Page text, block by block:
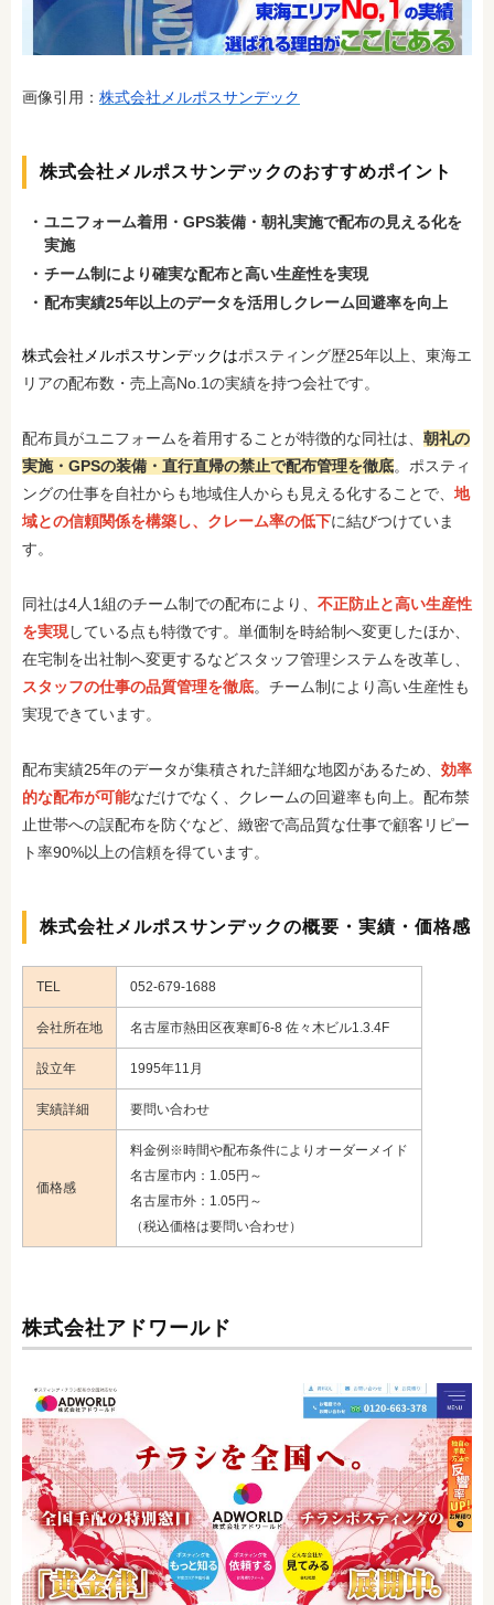
画像引用： 株式会社メルポスサンデック
株式会社メルポスサンデックのおすすめポイント
ユニフォーム着用・GPS装備・朝礼実施で配布の見える化を
実施
チーム制により確実な配布と高い生産性を実現
配布実績25年以上のデータを活用しクレーム回避率を向上
株式会社メルポスサンデックはポスティング歴25年以上、東海エ
リアの配布数・売上高No.1の実績を持つ会社です。
配布員がユニフォームを着用することが特徴的な同社は、 朝礼の
実施・GPSの装備・直行直帰の禁止で配布管理を徹底。ポスティ
ングの仕事を自社からも地域住人からも見える化することで、 地
域との信頼関係を構築し、クレーム率の低下に結びつけていま
す。
同社は4人1組のチーム制での配布により、 不正防止と高い生産性
を実現している点も特徴です。単価制を時給制へ変更したほか、
在宅制を出社制へ変更するなどスタッフ管理システムを改革し、
スタッフの仕事の品質管理を徹底。チーム制により高い生産性も
実現できています。
配布実績25年のデータが集積された詳細な地図があるため、 効率
的な配布が可能なだけでなく、クレームの回避率も向上。配布禁
止世帯への誤配布を防ぐなど、緻密で高品質な仕事で顧客リピー
ト率90%以上の信頼を得ています。
株式会社メルポスサンデックの概要・実績・価格感
TEL 052-679-1688
会社所在地 名古屋市熱田区夜寒町6-8 佐々木ビル1.3.4F
設立年 1995年11月
実績詳細 要問い合わせ
価格感
料金例※時間や配布条件によりオーダーメイド
名古屋市内：1.05円～
名古屋市外：1.05円～
（税込価格は要問い合わせ）
株式会社アドワールド